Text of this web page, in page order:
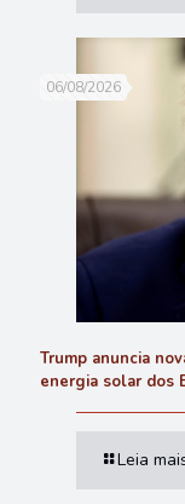
06/08/2026
Trump anuncia
energia solar dos
Leia